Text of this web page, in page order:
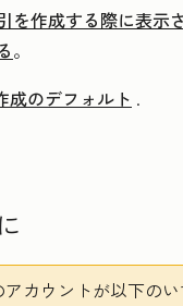
を作成する際に表示
。
成のデフォルト .
アカウントが以下の